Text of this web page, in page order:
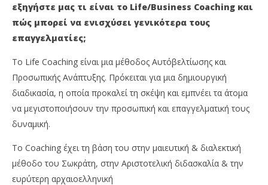
εξηγήστε μας τι είναι το Life/Business Coaching και
πώς μπορεί να ενισχύσει γενικότερα τους
επαγγελματίες;
To Life Coaching είναι μια μέθοδος Αυτόβελτίωσης και
Προσωπικής Ανάπτυξης. Πρόκειται για μια δημιουργική
διαδικασία, η οποία προκαλεί τη σκέψη και εμπνέει τα άτομα
να μεγιστοποιήσουν την προσωπική και επαγγελματική τους
δυναμική.
Το Coaching έχει τη βάση του στην μαιευτική & διαλεκτική
μέθοδο του Σωκράτη, στην Αριστοτελική διδασκαλία & την
ευρύτερη αρχαιοελληνική